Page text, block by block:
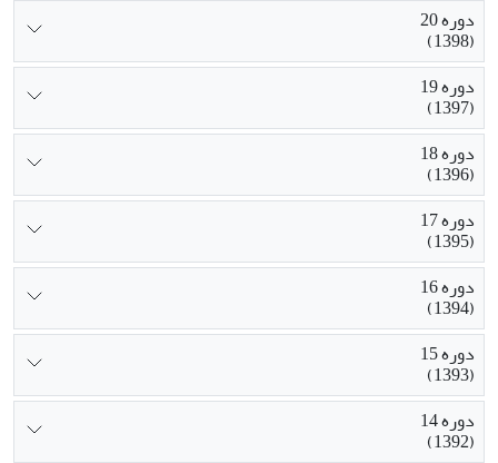
دوره 20
(1398)
دوره 19
(1397)
دوره 18
(1396)
دوره 17
(1395)
دوره 16
(1394)
دوره 15
(1393)
دوره 14
(1392)